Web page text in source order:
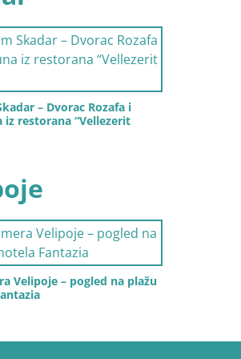
– Dvorac Rozafa i
iz restorana “Vellezerit
Velipoje – pogled na plažu